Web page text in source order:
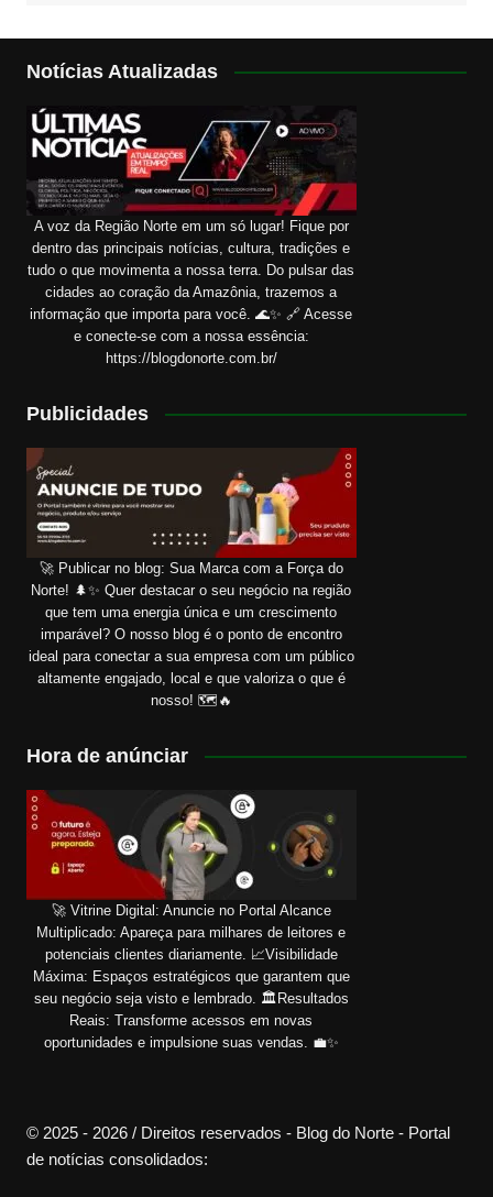
Notícias Atualizadas
A voz da Região Norte em um só lugar! Fique por
dentro das principais notícias, cultura, tradições e
tudo o que movimenta a nossa terra. Do pulsar das
cidades ao coração da Amazônia, trazemos a
informação que importa para você. 🌊✨ 🔗 Acesse
e conecte-se com a nossa essência:
https://blogdonorte.com.br/
Publicidades
🚀 Publicar no blog: Sua Marca com a Força do
Norte! 🌲✨ Quer destacar o seu negócio na região
que tem uma energia única e um crescimento
imparável? O nosso blog é o ponto de encontro
ideal para conectar a sua empresa com um público
altamente engajado, local e que valoriza o que é
nosso! 🗺️🔥
Hora de anúnciar
🚀 Vitrine Digital: Anuncie no Portal Alcance
Multiplicado: Apareça para milhares de leitores e
potenciais clientes diariamente. 📈Visibilidade
Máxima: Espaços estratégicos que garantem que
seu negócio seja visto e lembrado. 🏛️Resultados
Reais: Transforme acessos em novas
oportunidades e impulsione suas vendas. 💼✨
© 2025 - 2026 / Direitos reservados - Blog do Norte - Portal
de notícias consolidados: